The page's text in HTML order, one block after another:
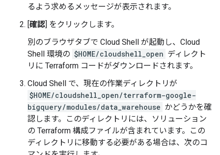
るよう求めるメッセージが表示されます。
[確認] をクリックします。
別のブラウザタブで Cloud Shell が起動し、Cloud
Shell 環境の $HOME/cloudshell_open ディレクト
リに Terraform コードがダウンロードされます。
Cloud Shell で、現在の作業ディレクトリが
$HOME/cloudshell_open/terraform-google-
bigquery/modules/data_warehouse かどうかを確
認します。このディレクトリには、ソリューション
の Terraform 構成ファイルが含まれています。この
ディレクトリに移動する必要がある場合は、次のコ